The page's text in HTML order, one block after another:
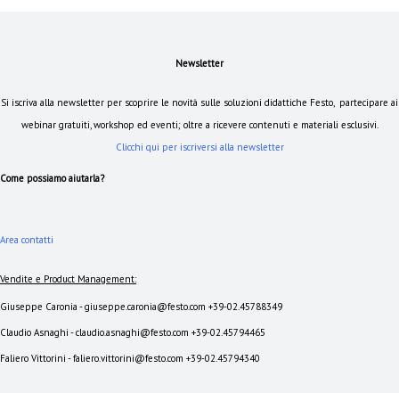
Newsletter
Si iscriva alla newsletter per scoprire le novità sulle soluzioni didattiche Festo, partecipare ai
webinar gratuiti, workshop ed eventi; oltre a ricevere contenuti e materiali esclusivi.
Clicchi qui per iscriversi alla newsletter
Come possiamo aiutarla?
Area contatti
Vendite e Product Management:
Giuseppe Caronia - giuseppe.caronia@festo.com +39-02.45788349
Claudio Asnaghi - claudio.asnaghi@festo.com +39-02.45794465
Faliero Vittorini - faliero.vittorini@festo.com +39-02.45794340